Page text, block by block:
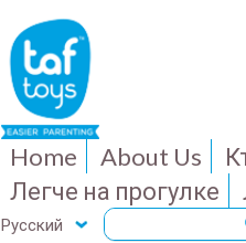
Home About Us
Легче на прогулке
Русский